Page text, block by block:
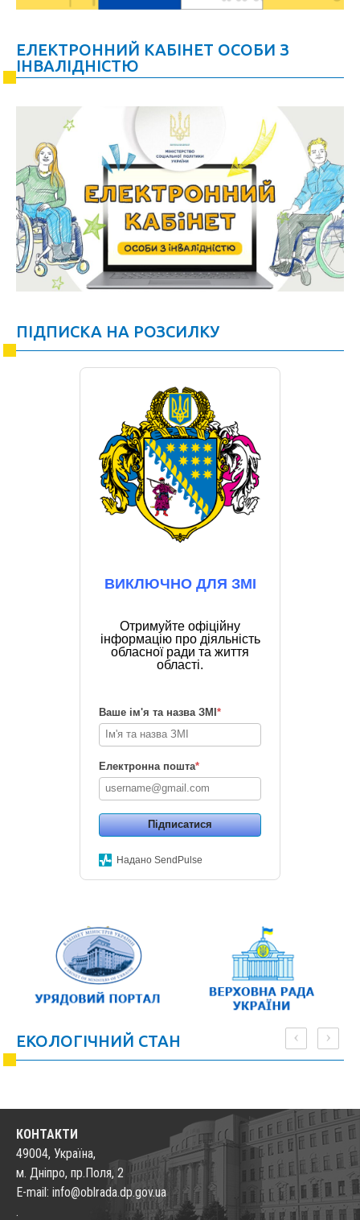
ЕЛЕКТРОННИЙ КАБІНЕТ ОСОБИ З
ІНВАЛІДНІСТЮ
ПІДПИСКА НА РОЗСИЛКУ
ВИКЛЮЧНО ДЛЯ ЗМІ
Отримуйте офіційну
інформацію про діяльність
обласної ради та життя
області.
Ваше ім'я та назва ЗМІ*
Електронна пошта*
Підписатися
Надано SendPulse
‹ ›
ЕКОЛОГІЧНИЙ СТАН
КОНТАКТИ
49004, Україна,
м. Дніпро, пр.Поля, 2
E-mail: info@oblrada.dp.gov.ua
.